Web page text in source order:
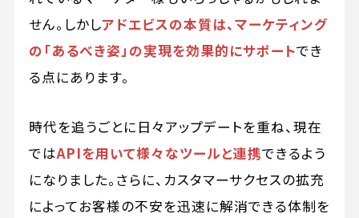
せん。しかしアドエビスの本質は、マーケティング
の「あるべき姿」の実現を効果的にサポートでき
る点にあります。
時代を追うごとに日々アップデートを重ね、現在
ではAPIを用いて様々なツールと連携できるよう
になりました。さらに、カスタマーサクセスの拡充
によってお客様の不安を迅速に解消できる体制を